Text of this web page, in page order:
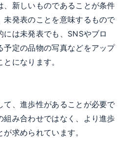
、新しいものであることが条件
未発表のことを意味するもので
は未発表でも、SNSやブロ
予定の品物の写真などをアップ
になります。
て、進歩性があることが必要で
組み合わせではなく、より進歩
求められています。